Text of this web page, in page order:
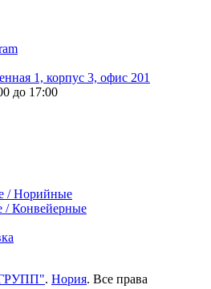
1, корпус 3, офис 201
до 17:00
/ Норийные
/ Конвейерные
. Нория. Все права